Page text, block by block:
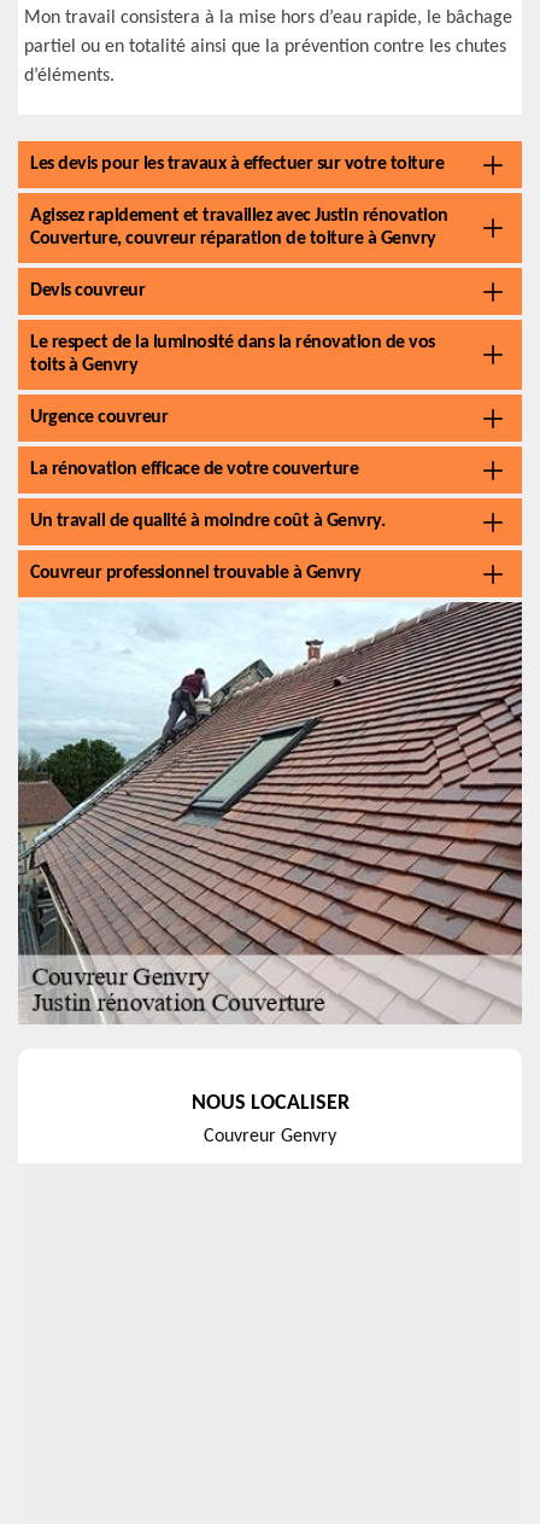
Mon travail consistera à la mise hors d’eau rapide, le bâchage
partiel ou en totalité ainsi que la prévention contre les chutes
d’éléments.
Les devis pour les travaux à effectuer sur votre toiture
Agissez rapidement et travaillez avec Justin rénovation
Couverture, couvreur réparation de toiture à Genvry
Devis couvreur
Le respect de la luminosité dans la rénovation de vos
toits à Genvry
Urgence couvreur
La rénovation efficace de votre couverture
Un travail de qualité à moindre coût à Genvry.
Couvreur professionnel trouvable à Genvry
NOUS LOCALISER
Couvreur Genvry